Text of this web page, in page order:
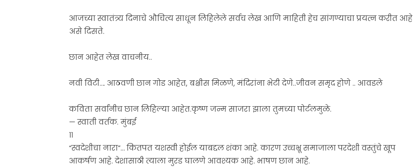
आजच्या स्वातंत्र्य दिनाचे औचित्य साधून लिहिलेले सर्वच लेख आणि माहिती हेच सांगण्याचा प्रयत्न करीत आहे
असे दिसते.
छान आहेत लेख वाचनीय..
नवी विटी…. आठवणी छान गोड आहेत, बक्षीस मिळणे, मंदिरांना भेटी देणे..जीवन समृद होणे .. आवडले
कविता सर्वांनीच छान लिहिल्या आहेत.कृष्ण जन्म साजरा झाला तुमच्या पोर्टलमुळे.
— स्वाती वर्तक. मुंबई
११
“स्वदेशीचा नारा”… कितपत यशस्वी होईल याबद्दल शंका आहे. कारण उच्चभ्रू समाजाला परदेशी वस्तुंचे खूप
आकर्षण आहे. देशासाठी त्याला मुरड घालणे आवश्यक आहे. भाषण छान आहे.